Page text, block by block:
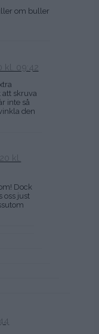
om buller
kl. 09:42
att skruva
inte så
den
kl.
Dock
oss just